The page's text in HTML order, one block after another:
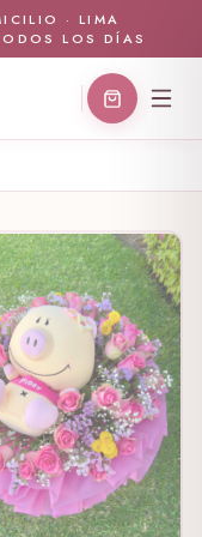
· LIMA
LOS DÍAS
🤍